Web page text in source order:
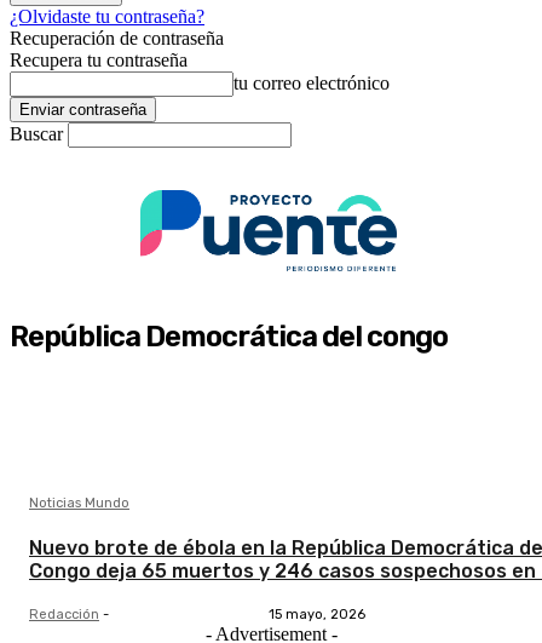
¿Olvidaste tu contraseña?
Recuperación de contraseña
Recupera tu contraseña
tu correo electrónico
Buscar
República Democrática del congo
Noticias Mundo
Nuevo brote de ébola en la República Democrática
Congo deja 65 muertos y 246 casos sospechosos
Redacción - 15 mayo, 2026
- Advertisement -